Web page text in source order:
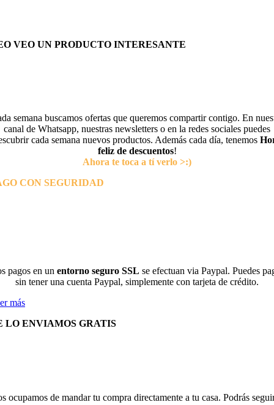
VEO UN PRODUCTO INTERESANTE
semana buscamos ofertas que queremos compartir contigo. En
canal de Whatsapp, nuestras newsletters o en la redes sociales puedes
cada semana nuevos productos. Además cada día, tenemos
feliz de descuentos!
Ahora te toca a tí verlo >:)
CON SEGURIDAD
pagos en un entorno seguro SSL se efectuan via Paypal. Puedes
sin tener una cuenta Paypal, simplemente con tarjeta de crédito.
más
LO ENVIAMOS GRATIS
ocupamos de mandar tu compra directamente a tu casa. Podrás